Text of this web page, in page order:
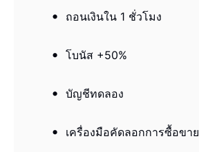
ถอนเงินใน 1 ชั่วโมง
โบนัส +50%
บัญชีทดลอง
เครื่องมือคัดลอกการซื้อขาย